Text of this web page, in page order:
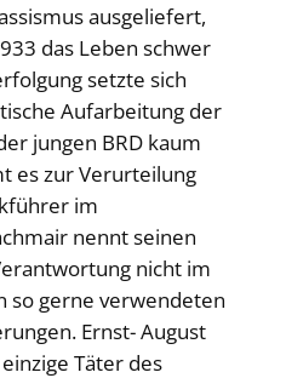
ausgeliefert,
das Leben schwer
setzte sich
Aufarbeitung der
jungen BRD kaum
es zur Verurteilung
im
nennt seinen
nicht im
so gerne verwendeten
Ernst- August
Täter des